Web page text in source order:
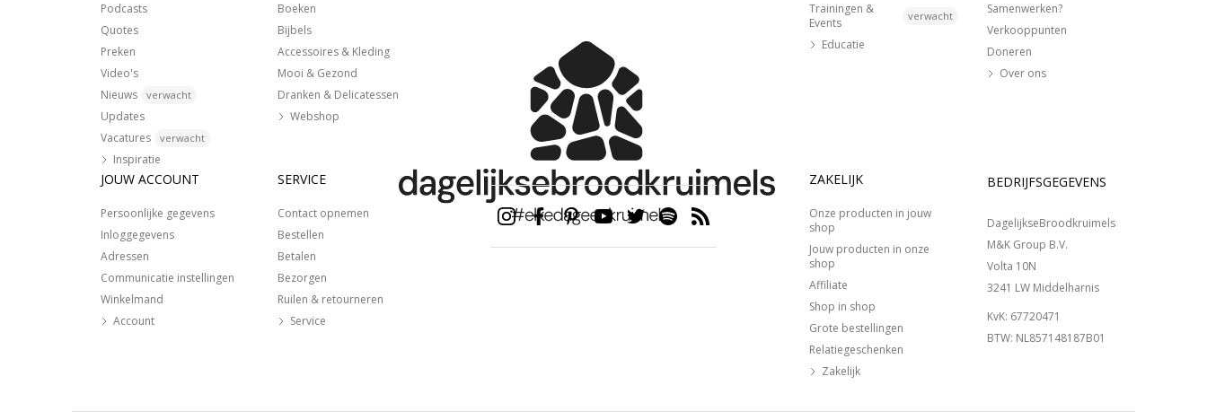
Podcasts
Quotes
Preken
Video's
Nieuws
verwacht
Updates
Vacatures
verwacht
Inspiratie
Boeken
Bijbels
Accessoires & Kleding
Mooi & Gezond
Dranken & Delicatessen
Webshop
Trainingen &
Events
verwacht
Educatie
Samenwerken?
Verkooppunten
Doneren
Over ons
JOUW ACCOUNT
Persoonlijke gegevens
Inloggegevens
Adressen
Communicatie instellingen
Winkelmand
Account
SERVICE
Contact opnemen
Bestellen
Betalen
Bezorgen
Ruilen & retourneren
Service
ZAKELIJK
Onze producten in jouw
shop
Jouw producten in onze
shop
Affiliate
Shop in shop
Grote bestellingen
Relatiegeschenken
Zakelijk
BEDRIJFSGEGEVENS
DagelijkseBroodkruimels
M&K Group B.V.
Volta 10N
3241 LW Middelharnis
KvK: 67720471
BTW: NL857148187B01